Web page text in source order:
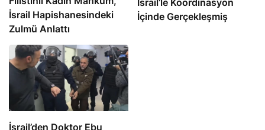
İsrail Hapishanesindeki
Zulmü Anlattı
İçinde Gerçekleşmiş
İsrail’den Doktor Ebu